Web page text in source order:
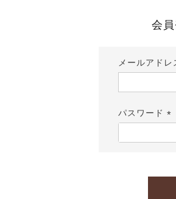
会
メールアドレ
パスワード